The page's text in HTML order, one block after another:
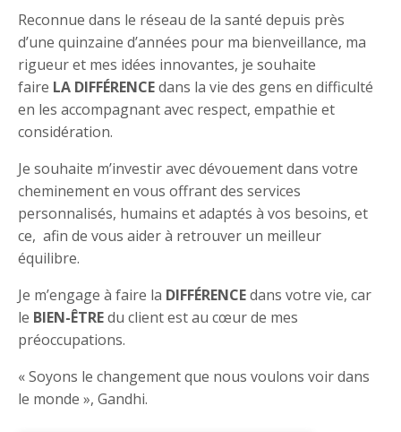
Reconnue dans le réseau de la santé depuis près
d’une quinzaine d’années pour ma bienveillance, ma
rigueur et mes idées innovantes, je souhaite
faire LA DIFFÉRENCEdans la vie des gens en difficulté
en les accompagnant avec respect, empathie et
considération.
Je souhaite m’investir avec dévouement dans votre
cheminement en vous offrant des services
personnalisés, humains et adaptés à vos besoins, et
ce, afin de vous aider à retrouver un meilleur
équilibre.
Je m’engage à faire la DIFFÉRENCEdans votre vie, car
le BIEN-ÊTREdu client est au cœur de mes
préoccupations.
« Soyons le changement que nous voulons voir dans
le monde », Gandhi.